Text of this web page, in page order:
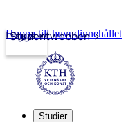
Studentwebben
Logga in
Hoppa till huvudinnehållet
Studier